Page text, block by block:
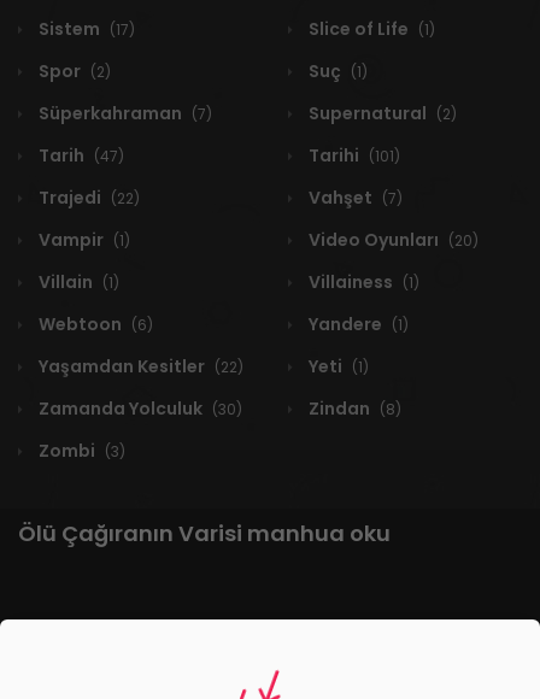
Sistem (17) Slice of Life (1)
Spor (2) Suç (1)
Süperkahraman (7) Supernatural (2)
Tarih (47) Tarihi (101)
Trajedi (22) Vahşet (7)
Vampir (1) Video Oyunları (20)
Villain (1) Villainess (1)
Webtoon (6) Yandere (1)
Yaşamdan Kesitler (22) Yeti (1)
Zamanda Yolculuk (30) Zindan (8)
Zombi (3)
Ölü Çağıranın Varisi manhua oku
Popüler